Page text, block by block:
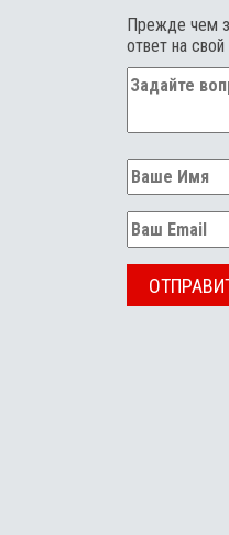
Прежде чем
ответ на